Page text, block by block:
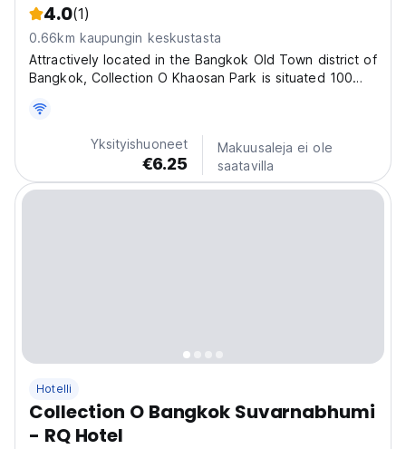
4.0(1)
0.66km kaupungin keskustasta
Attractively located in the Bangkok Old Town district of
Bangkok, Collection O Khaosan Park is situated 100
Bangkok National Museum and a 15-minute walk from
Temple of the Emerald Buddha. Featuring a shared
Yksityishuoneet
€6.25
Makuusaleja ei ole
saatavilla
Hotelli
Collection O Bangkok Suvarnabhumi
- RQ Hotel